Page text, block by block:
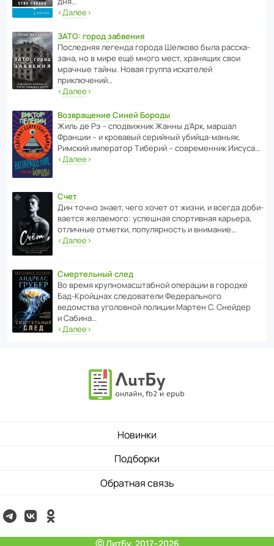
‹Далее›
ЗАТО: город забвения
После­дняя легенда города Шелково была расска­
зана, но в мире ещё много мест, хранящих свои
мрачные тайны. Новая группа иска­телей
приключений…
‹Далее›
Возвращение Синей Бороды
Жиль де Рэ – спод­ви­жник Жанны д’Арк, маршал
Франции – и кровавый серийный убийца-маньяк.
Римский импе­ратор Тиберий – совре­менник Иисуса…
‹Далее›
Счет
Дин точно знает, чего хочет от жизни, и всегда доби­
ва­ется жела­е­мого: успе­шная спор­ти­вная карьера,
отли­чные отметки, попу­ля­р­ность и внимание…
‹Далее›
Смертельный след
Во время круп­но­мас­ш­та­бной операции в городке
Бад‑Крой­цнах следо­ва­тели Феде­раль­ного
ведомства уголо­вной полиции Мартен С. Снейдер
и Сабина…
‹Далее›
Новинки
Подборки
Обратная связь
ⓒ ЛитБу, 2017–2026